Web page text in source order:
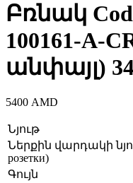
Բռնակ
100161-A-
անփայլ)
5400 AMD
Նյութ
Ներքին վարդակի
розетки)
Գույն